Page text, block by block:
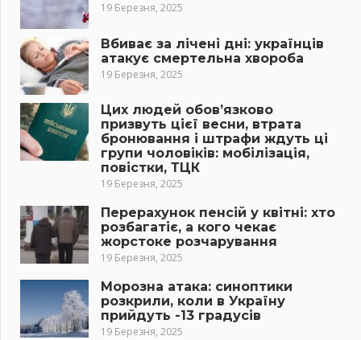
19 Березня, 2025
Вбиває за лічені дні: українців
атакує смертельна хвороба
19 Березня, 2025
Цих людей обов’язково
призвуть цієї весни, втрата
бронювання і штрафи ждуть ці
групи чоловіків: мобілізація,
повістки, ТЦК
19 Березня, 2025
Перерахунок пенсій у квітні: хто
розбагатіє, а кого чекає
жорстоке розчарування
19 Березня, 2025
Морозна атака: синоптики
розкрили, коли в Україну
прийдуть -13 градусів
19 Березня, 2025